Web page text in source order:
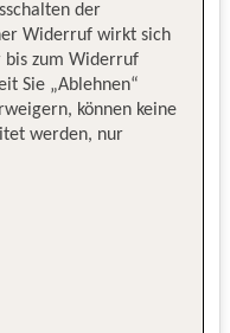
der
Widerruf wirkt sich
bis zum Widerruf
Sie „Ablehnen“
können keine
werden, nur